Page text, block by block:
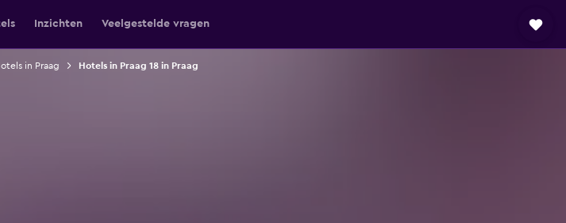
Inzichten Veelgestelde vragen
in Praag Hotels in Praag 18 in Praag